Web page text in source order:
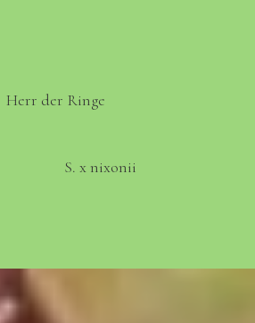
Herr der Ringe
S. x nixonii